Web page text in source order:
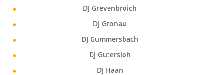
DJ Grevenbroich
DJ Gronau
DJ Gummersbach
DJ Gutersloh
DJ Haan